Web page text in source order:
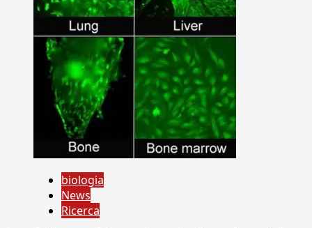
biologia
News
Ricerca